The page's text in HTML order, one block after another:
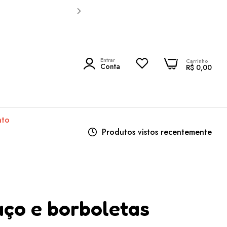
Entrar
Conta
0 Carrinho
R$ 0,00
0
Produtos vistos recentemente
e borboletas